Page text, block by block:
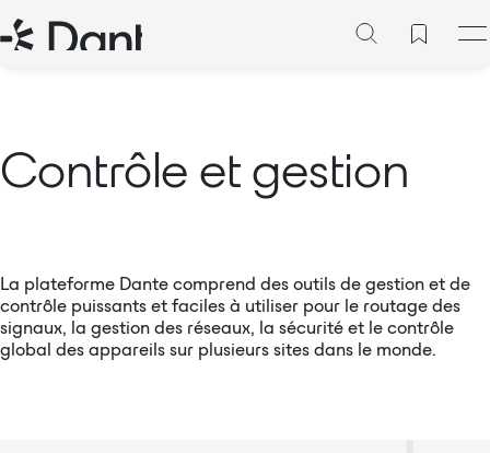
Contrôle et gestion
La plateforme Dante comprend des outils de gestion et de
contrôle puissants et faciles à utiliser pour le routage des
signaux, la gestion des réseaux, la sécurité et le contrôle
global des appareils sur plusieurs sites dans le monde.